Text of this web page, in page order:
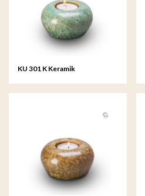
KU 301 K Keramik